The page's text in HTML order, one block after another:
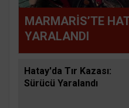
MARMARİS’TE
YARALANDI
Hatay'da Tır Kazası:
Sürücü Yaralandı